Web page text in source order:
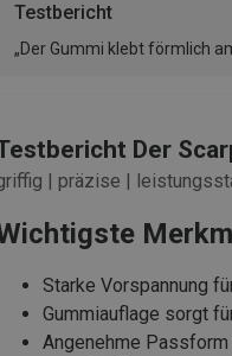
Testbericht
„Der Gummi klebt förmlich
Der
| präzise |
Starke Vorspannung
Gummiauflage sorgt
Angenehme